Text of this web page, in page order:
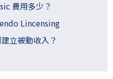
費用多少？
Lincensing
立被動收入？